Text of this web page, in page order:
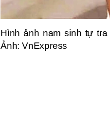
Hình ảnh nam sinh tự
Ảnh: VnExpress